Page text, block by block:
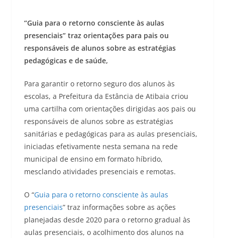
“Guia para o retorno consciente às aulas
presenciais” traz orientações para pais ou
responsáveis de alunos sobre as estratégias
pedagógicas e de saúde,
Para garantir o retorno seguro dos alunos às
escolas, a Prefeitura da Estância de Atibaia criou
uma cartilha com orientações dirigidas aos pais ou
responsáveis de alunos sobre as estratégias
sanitárias e pedagógicas para as aulas presenciais,
iniciadas efetivamente nesta semana na rede
municipal de ensino em formato híbrido,
mesclando atividades presenciais e remotas.
O “Guia para o retorno consciente às aulas
presenciais” traz informações sobre as ações
planejadas desde 2020 para o retorno gradual às
aulas presenciais, o acolhimento dos alunos na